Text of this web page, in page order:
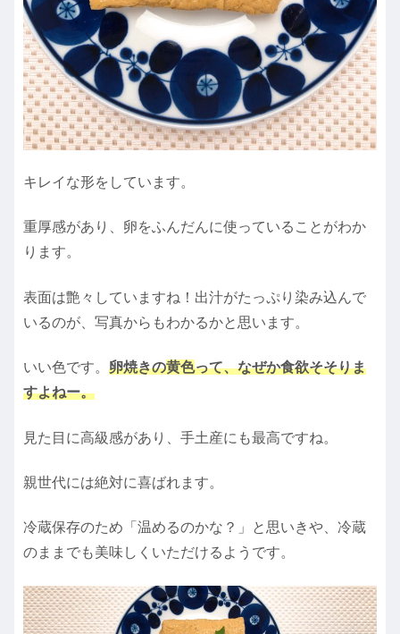
キレイな形をしています。
重厚感があり、卵をふんだんに使っていることがわか
ります。
表面は艶々していますね！出汁がたっぷり染み込んで
いるのが、写真からもわかるかと思います。
いい色です。 卵焼きの黄色って、なぜか食欲そそりま
すよねー。
見た目に高級感があり、手土産にも最高ですね。
親世代には絶対に喜ばれます。
冷蔵保存のため「温めるのかな？」と思いきや、冷蔵
のままでも美味しくいただけるようです。